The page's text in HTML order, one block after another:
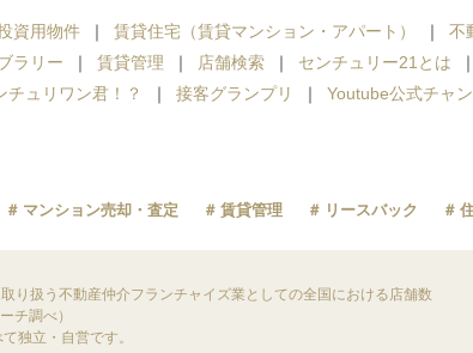
資用物件 賃貸住宅（賃貸マンション・アパート） 不
ラリー 賃貸管理 店舗検索 センチュリー21とは
チュリワン君！？ 接客グランプリ Youtube公式チャ
マンション売却・査定 賃貸管理 リースバック
り扱う不動産仲介フランチャイズ業としての全国における店舗数
チ調べ）
独立・自営です。